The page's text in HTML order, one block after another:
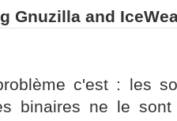
Gnuzilla and
c'est : les
binaires ne le